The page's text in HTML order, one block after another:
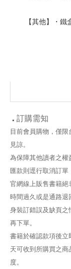
【其他】・
訂購需知
目前會員購物，僅
見諒。
為保障其他讀者之權
匯款則逕行取消訂單
官網線上販售書籍絕
時間過久或是通路
身裝訂錯誤及缺頁之
再下單。
書籍於確認款項後立
天可收到所購買之
度。